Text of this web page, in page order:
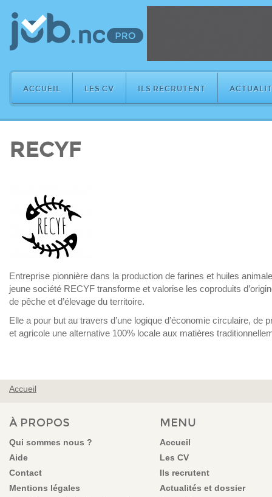
ACCUEIL LES CV ILS RECRUTENT
RECYF
Entreprise pionnière dans la production de farines et huiles
jeune société RECYF transforme et valorise les coproduits
de pêche et d’élevage du territoire.
Elle a pour but au travers d’une logique d’économie circulaire, de
et agricole une alternative 100% locale aux matières
VOUS ÊTES ICI
Accueil
À PROPOS
Qui sommes nous ?
Aide
Contact
Mentions légales
MENU
Accueil
Les CV
Ils recrutent
Actualités et dossier